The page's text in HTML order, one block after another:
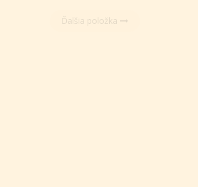
Ďalšia položka